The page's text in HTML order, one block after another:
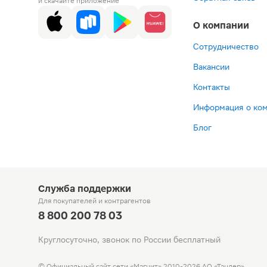
О компании
Сотрудничество
Вакансии
Контакты
Информация о
Блог
Служба поддержки
Для покупателей и контрагентов
8 800 200 78 03
Круглосуточно, звонок по России бесплатный